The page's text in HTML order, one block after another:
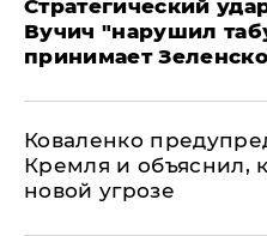
Стратегический
Вучич "нарушил
принимает
Коваленко
Кремля и объяснил,
новой угрозе